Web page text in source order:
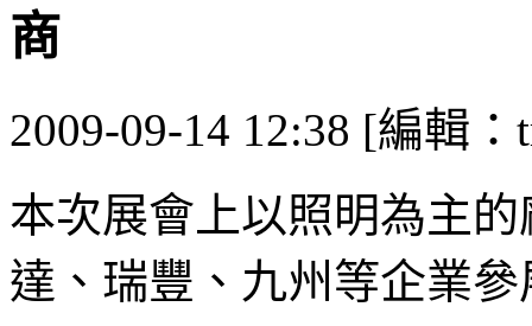
商
2009-09-14 12:38 [編輯：
本次展會上以照明為主
達、瑞豐、九州等企業參